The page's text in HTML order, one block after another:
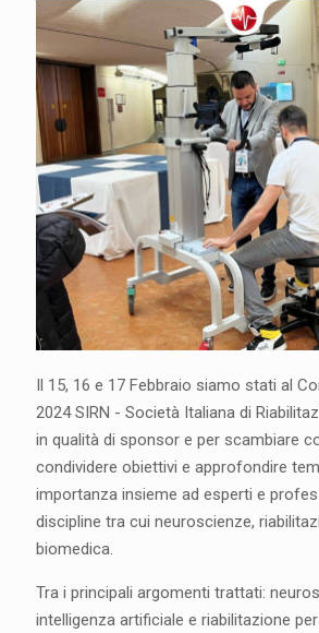
Il 15, 16 e 17 Febbraio siamo stati al
2024 SIRN - Società Italiana di
in qualità di sponsor e per scambiare
condividere obiettivi e approfondire
importanza insieme ad esperti e
discipline tra cui neuroscienze,
biomedica.
Tra i principali argomenti trattati:
intelligenza artificiale e riabilitazione